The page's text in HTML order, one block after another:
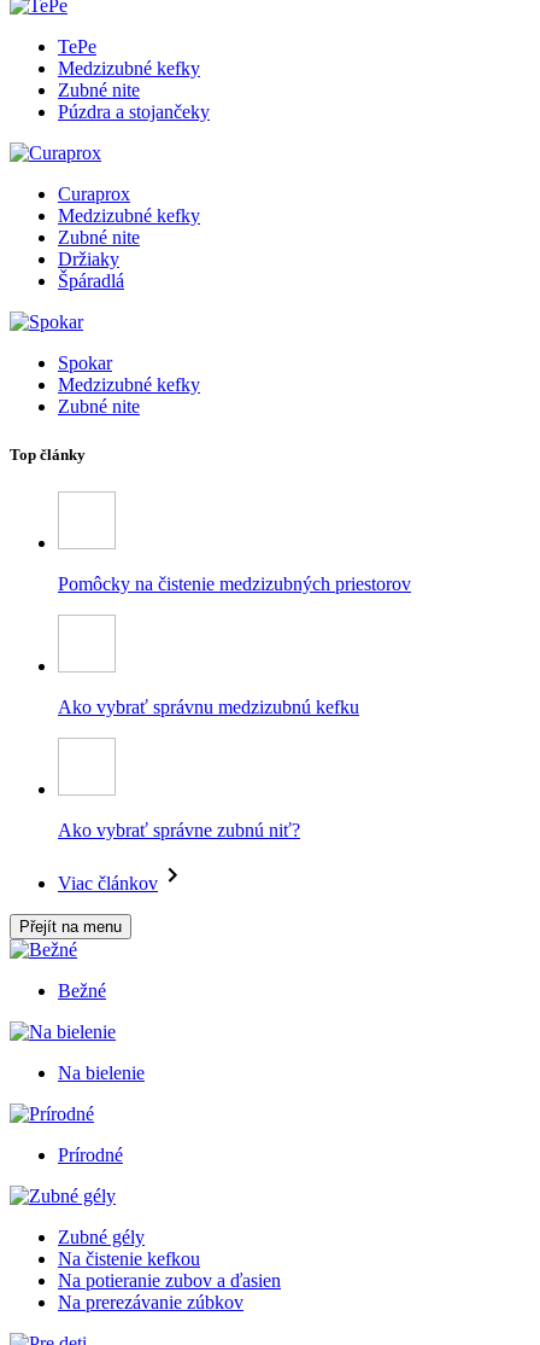
TePe
Medzizubné kefky
Zubné nite
Púzdra a stojančeky
Curaprox
Medzizubné kefky
Zubné nite
Držiaky
Špáradlá
Spokar
Medzizubné kefky
Zubné nite
Top články
Pomôcky na čistenie medzizubných priestorov
Ako vybrať správnu medzizubnú kefku
Ako vybrať správne zubnú niť?
Viac článkov
Přejít na menu
Bežné
Na bielenie
Prírodné
Zubné gély
Na čistenie kefkou
Na potieranie zubov a ďasien
Na prerezávanie zúbkov